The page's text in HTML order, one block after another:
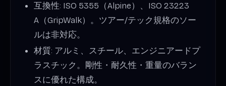
互換性: ISO 5355（Alpine）、ISO 23223
A（GripWalk）。ツアー/テック規格のソー
ルは非対応。
材質: アルミ、スチール、エンジニアードプ
ラスチック。剛性・耐久性・重量のバラン
スに優れた構成。